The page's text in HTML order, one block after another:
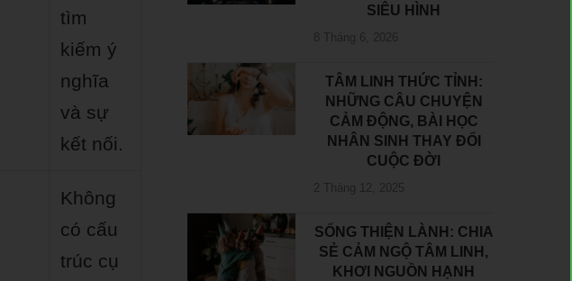
tìm
kiếm ý
nghĩa
và sự
kết nối.
Không
có cấu
trúc cụ
SIÊU HÌNH
8 Tháng 6, 2026
TÂM LINH THỨC TỈNH:
NHỮNG CÂU CHUYỆN
CẢM ĐỘNG, BÀI HỌC
NHÂN SINH THAY ĐỔI
CUỘC ĐỜI
2 Tháng 12, 2025
SỐNG THIỆN LÀNH: CHIA
SẺ CẢM NGỘ TÂM LINH,
KHƠI NGUỒN HẠNH